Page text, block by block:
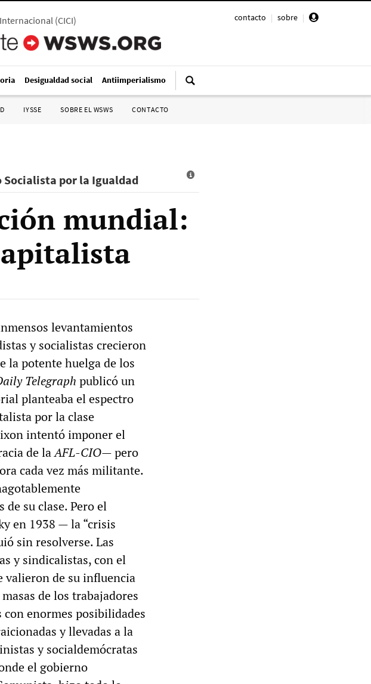
contacto | sobre |
(CICI)
Desigualdad social Antiimperialismo
IYSSE SOBRE EL WSWS CONTACTO
Socialista por la Igualdad
mundial:
levantamientos
y socialistas crecieron
la potente huelga de los
Telegraph publicó un
planteaba el espectro
por la clase
intentó imponer el
de laAFL-CIO— pero
cada vez más militante.
su clase. Pero el
en 1938 — la “crisis
sin resolverse. Las
y sindicalistas, con el
valieron de su influencia
de los trabajadores
enormes posibilidades
y llevadas a la
y socialdemócratas
el gobierno